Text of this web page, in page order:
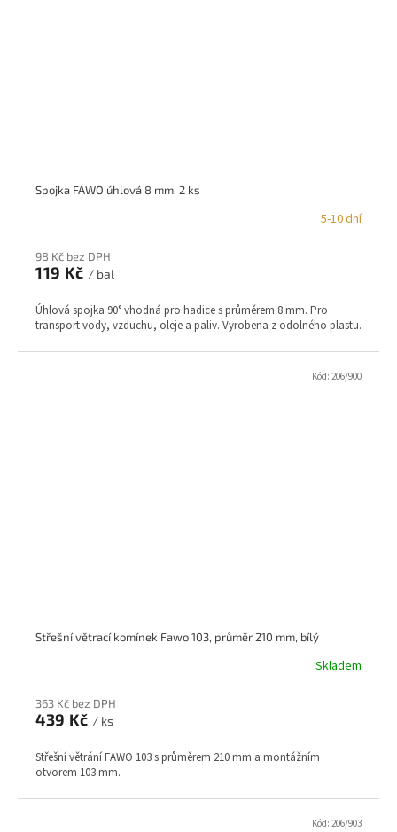
Spojka FAWO úhlová 8 mm, 2 ks
5-10 dní
98 Kč bez DPH
119 Kč / bal
Úhlová spojka 90° vhodná pro hadice s průměrem 8 mm. Pro
transport vody, vzduchu, oleje a paliv. Vyrobena z odolného plastu.
Střešní větrací komínek Fawo 103, průměr 210 mm, bílý
Skladem
363 Kč bez DPH
439 Kč / ks
Střešní větrání FAWO 103 s průměrem 210 mm a montážním
otvorem 103 mm.
Kód: 206/900
Kód: 206/903